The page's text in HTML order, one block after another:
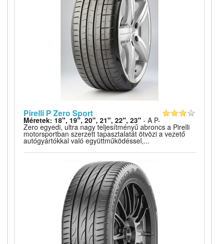
Pirelli P Zero Sport
Méretek: 18", 19", 20", 21", 22", 23" - A P-
Zero egyedi, ultra nagy teljesítményű abroncs a Pirelli
motorsportban szerzett tapasztalatát ötvözi a vezető
autógyártókkal való együttműködéssel,...